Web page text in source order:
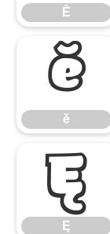
Ē
ĕ
ĕ
Ę
Ę